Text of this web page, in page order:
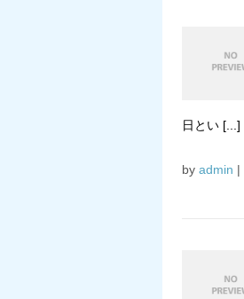
日とい [...]
by admin |